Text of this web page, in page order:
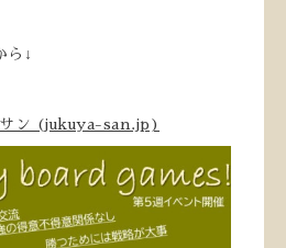
ら↓
サン (jukuya-san.jp)